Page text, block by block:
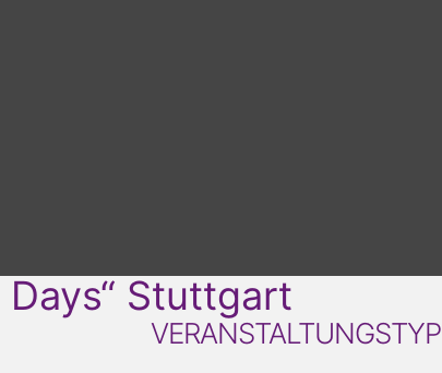
Days“ Stuttgart
VERANSTALTUNGSTYP